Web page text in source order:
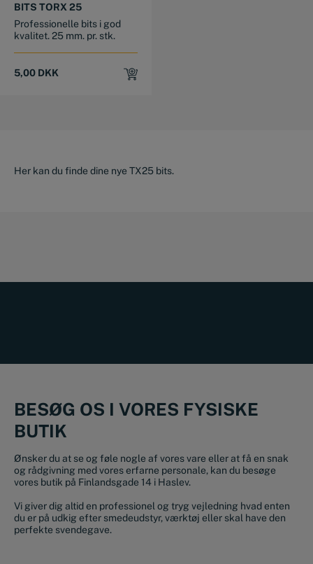
BITS TORX 25
Professionelle bits i god
kvalitet. 25 mm. pr. stk.
5,00 DKK
Her kan du finde dine nye TX25 bits.
BESØG OS I VORES FYSISKE
BUTIK
Ønsker du at se og føle nogle af vores vare eller at få en snak
og rådgivning med vores erfarne personale, kan du besøge
vores butik på Finlandsgade 14 i Haslev.
Vi giver dig altid en professionel og tryg vejledning hvad enten
du er på udkig efter smedeudstyr, værktøj eller skal have den
perfekte svendegave.